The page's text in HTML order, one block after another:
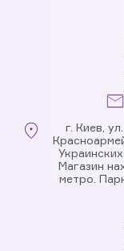
г. Киев,
Магазин
метро.